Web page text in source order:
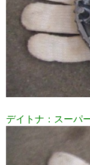
デイトナ：スーパ